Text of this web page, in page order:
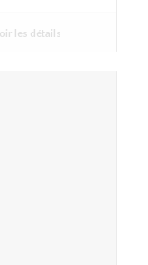
les détails